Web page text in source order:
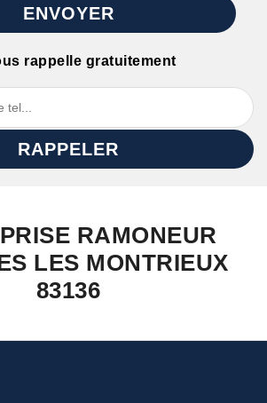
rappelle gratuitement
RAMONEUR
LES MONTRIEUX
83136